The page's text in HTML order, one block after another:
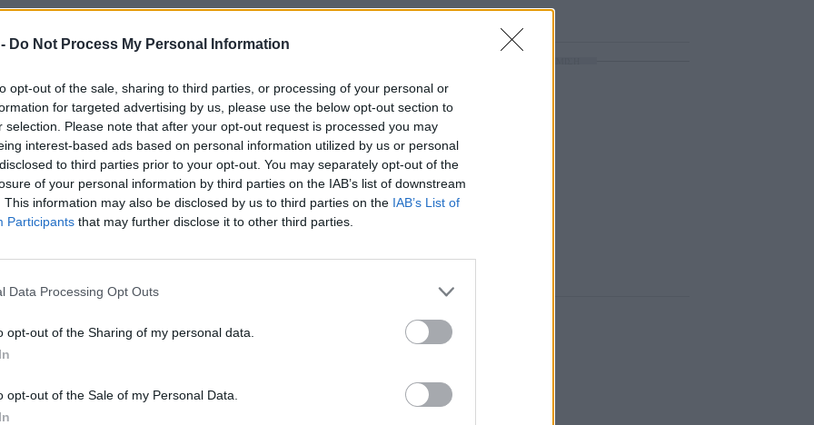
Do Not Process My Personal Information
opt-out of the sale, sharing to third parties, or processing of your personal or
for targeted advertising by us, please use the below opt-out section to
selection. Please note that after your opt-out request is processed you may
interest-based ads based on personal information utilized by us or personal
to third parties prior to your opt-out. You may separately opt-out of the
of your personal information by third parties on the IAB’s list of downstream
This information may also be disclosed by us to third parties on the IAB’s List of
Participants that may further disclose it to other third parties.
Data Processing Opt Outs
opt-out of the Sharing of my personal data.
opt-out of the Sale of my Personal Data.
ενός μαθητή μου ήρθε στο γραφείο. Με
ήθελε κάπου να ακουμπήσει.